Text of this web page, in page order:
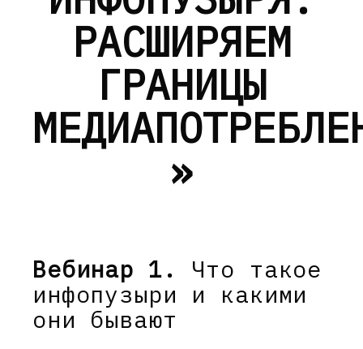
РАСШИРЯЕМ
ГРАНИЦЫ
»
Вебинар 1. Что такое
инфопузыри и какими
они бывают